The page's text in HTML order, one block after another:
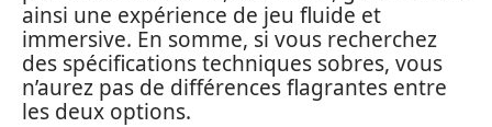
ainsi une expérience de jeu fluide et
immersive. En somme, si vous recherchez
des spécifications techniques sobres, vous
n’aurez pas de différences flagrantes entre
les deux options.